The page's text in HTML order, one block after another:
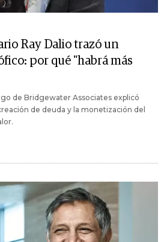
Ray Dalio trazó un
por qué "habrá más
de Bridgewater Associates explicó
de deuda y la monetización del